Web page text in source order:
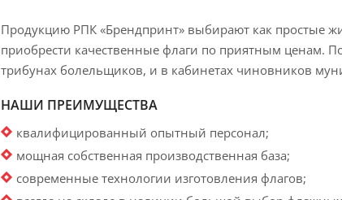
Продукцию РПК «Брендпринт» выбирают как простые
приобрести качественные флаги по приятным ценам.
трибунах болельщиков, и в кабинетах чиновников
НАШИ ПРЕИМУЩЕСТВА
квалифицированный опытный персонал;
мощная собственная производственная база;
современные технологии изготовления флагов;